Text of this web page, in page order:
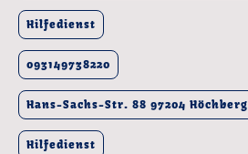
Hilfedienst
093149738220
Hans-Sachs-Str. 88 97204 Höchberg
Hilfedienst